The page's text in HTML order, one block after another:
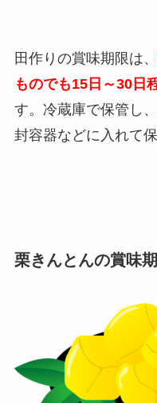
田作りの賞味期限は、
ものでも15日～30日
す。冷蔵庫で保管し
封容器などに入れて
栗きんとんの賞味